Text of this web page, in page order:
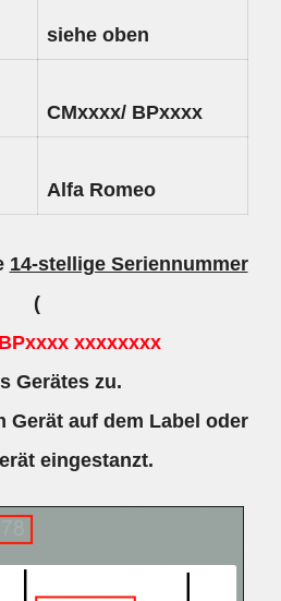
siehe oben
CMxxxx/ BPxxxx
Alfa Romeo
14-stellige Seriennummer
(
xxxxxxxx
Gerätes zu.
Gerät auf dem Label oder
eingestanzt.